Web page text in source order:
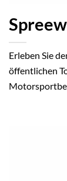
Erleben Sie
öffentlichen